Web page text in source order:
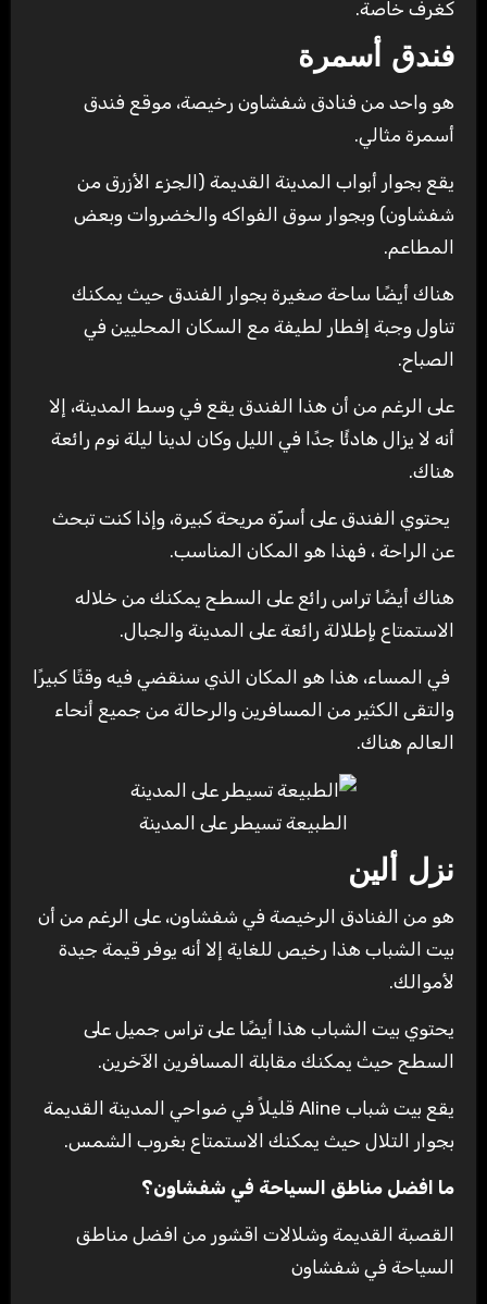
كغرف خاصة.
فندق أسمرة
هو واحد من فنادق شفشاون رخيصة، موقع فندق
أسمرة مثالي.
يقع بجوار أبواب المدينة القديمة (الجزء الأزرق من
شفشاون) وبجوار سوق الفواكه والخضروات وبعض
المطاعم.
هناك أيضًا ساحة صغيرة بجوار الفندق حيث يمكنك
تناول وجبة إفطار لطيفة مع السكان المحليين في
الصباح.
على الرغم من أن هذا الفندق يقع في وسط المدينة، إلا
أنه لا يزال هادئًا جدًا في الليل وكان لدينا ليلة نوم رائعة
هناك.
يحتوي الفندق على أسرّة مريحة كبيرة، وإذا كنت تبحث
عن الراحة ، فهذا هو المكان المناسب.
هناك أيضًا تراس رائع على السطح يمكنك من خلاله
الاستمتاع بإطلالة رائعة على المدينة والجبال.
في المساء، هذا هو المكان الذي سنقضي فيه وقتًا كبيرًا
والتقى الكثير من المسافرين والرحالة من جميع أنحاء
العالم هناك.
الطبيعة تسيطر على المدينة
نزل ألين
هو من الفنادق الرخيصة في شفشاون، على الرغم من أن
بيت الشباب هذا رخيص للغاية إلا أنه يوفر قيمة جيدة
لأموالك.
يحتوي بيت الشباب هذا أيضًا على تراس جميل على
السطح حيث يمكنك مقابلة المسافرين الآخرين.
يقع بيت شباب Aline قليلاً في ضواحي المدينة القديمة
بجوار التلال حيث يمكنك الاستمتاع بغروب الشمس.
ما افضل مناطق السياحة في شفشاون؟
القصبة القديمة وشلالات اقشور من افضل مناطق
السياحة في شفشاون